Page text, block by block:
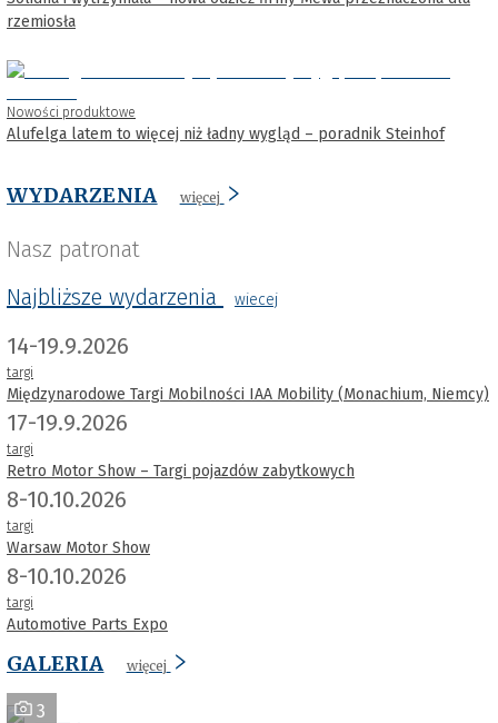
rzemiosła
Nowości produktowe
Alufelga latem to więcej niż ładny wygląd – poradnik Steinhof
WYDARZENIA więcej
Nasz patronat
Najbliższe wydarzenia
wiecej
14-19.9.2026
targi
Międzynarodowe Targi Mobilności IAA Mobility (Monachium, Niemcy)
17-19.9.2026
targi
Retro Motor Show – Targi pojazdów zabytkowych
8-10.10.2026
targi
Warsaw Motor Show
8-10.10.2026
targi
Automotive Parts Expo
GALERIA więcej
3